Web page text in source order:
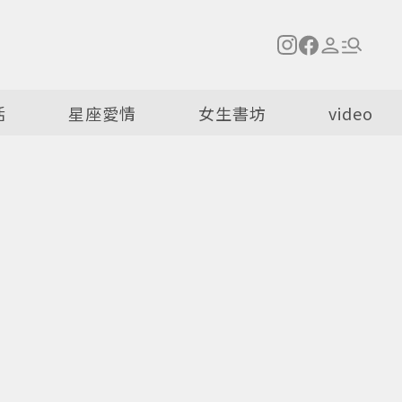
星座愛情 女生書坊 video